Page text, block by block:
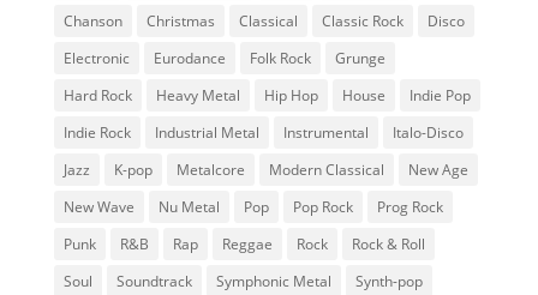
Chanson
Christmas Classical Classic Rock
Disco
Electronic
Eurodance Folk Rock
Grunge
Hard Rock
Heavy Metal Hip Hop House
Indie Pop
Indie Rock
Industrial Metal Instrumental
Italo-Disco
Jazz
K-pop Metalcore Modern Classical
New Age
New Wave
Nu Metal Pop Pop Rock
Prog Rock
Punk
R&B Rap Reggae Rock
Rock & Roll
Soul
Soundtrack Symphonic Metal
Synth-pop